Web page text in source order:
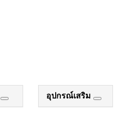
อุปกรณ์เสริม